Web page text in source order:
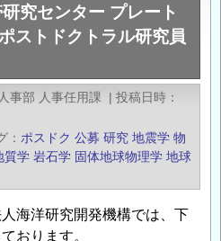
究センター プレート
ストドクトラル研究員
事部 人事任用課 | 投稿日時
ポスドク 公募 研究 地震学 物
質学 岩石学 固体地球物理学 地球
海洋研究開発機構では、下
おります。